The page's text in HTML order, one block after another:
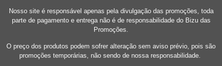
Nosso site é responsável apenas pela divulgação das promoções, toda
parte de pagamento e entrega não é de responsabilidade do Bizu das
Promoções.
O preço dos produtos podem sofrer alteração sem aviso prévio, pois são
promoções temporárias, não sendo de nossa responsabilidade.